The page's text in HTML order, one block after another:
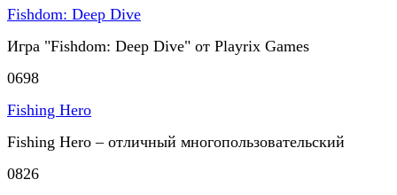
Fishdom: Deep Dive
Игра "Fishdom: Deep Dive" от Playrix Games
0698
Fishing Hero
Fishing Hero – отличный многопользовательский
0826